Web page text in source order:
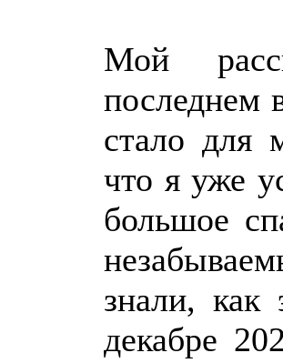
Мой
последнем
стало для
что я уже
большое
знали,
декабре